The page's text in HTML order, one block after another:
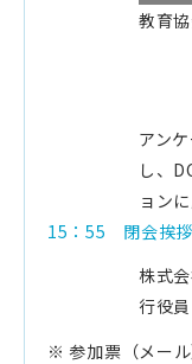
教育
アン
し、
ョン
15：55 閉会挨拶
株式
行役
※ 参加票（メー